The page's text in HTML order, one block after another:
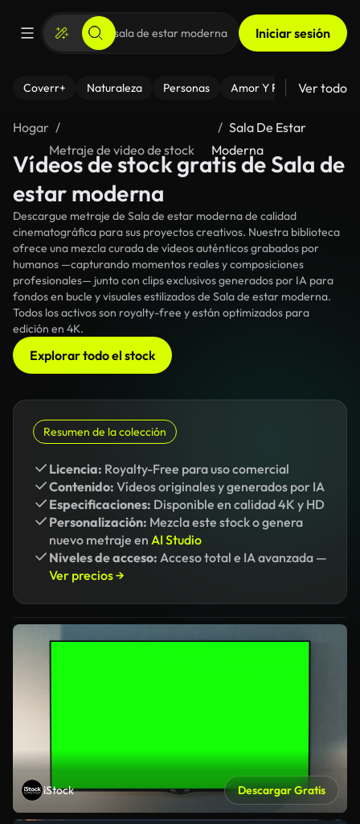
Iniciar sesión
Coverr+ Naturaleza Personas Amor Y Relaciones
Ver todo
Hogar
Metraje de video de stock
Sala De Estar
Moderna
Vídeos de stock gratis de Sala de
estar moderna
Descargue metraje de Sala de estar moderna de calidad
cinematográfica para sus proyectos creativos. Nuestra biblioteca
ofrece una mezcla curada de vídeos auténticos grabados por
humanos —capturando momentos reales y composiciones
profesionales— junto con clips exclusivos generados por IA para
fondos en bucle y visuales estilizados de Sala de estar moderna.
Todos los activos son royalty-free y están optimizados para
edición en 4K.
Explorar todo el stock
Resumen de la colección
Licencia: Royalty-Free para uso comercial
Contenido: Vídeos originales y generados por IA
Especificaciones: Disponible en calidad 4K y HD
Personalización: Mezcla este stock o genera
nuevo metraje en AI Studio
Niveles de acceso: Acceso total e IA avanzada —
Ver precios →
iStock Descargar Gratis